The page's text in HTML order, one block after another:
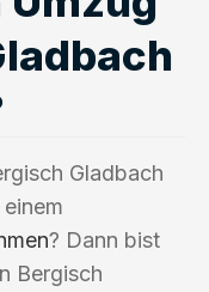
Gladbach
? Dann bist
Bergisch